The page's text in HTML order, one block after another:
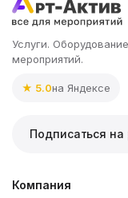
Услуги.
мероприятий.
★ 5.0на Яндексе
Подписаться на
Компания